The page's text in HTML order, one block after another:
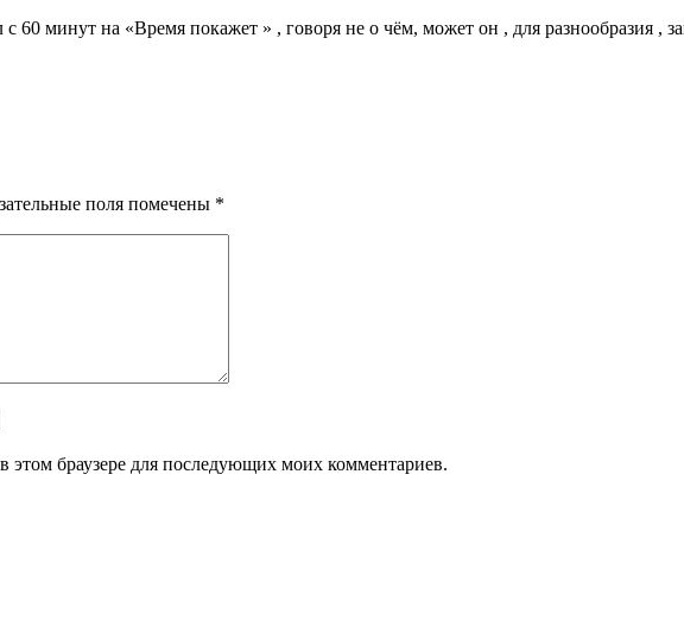
60 минут на «Время покажет » , говоря не о чём, может он , для разнообразия ,
поля помечены *
этом браузере для последующих моих комментариев.